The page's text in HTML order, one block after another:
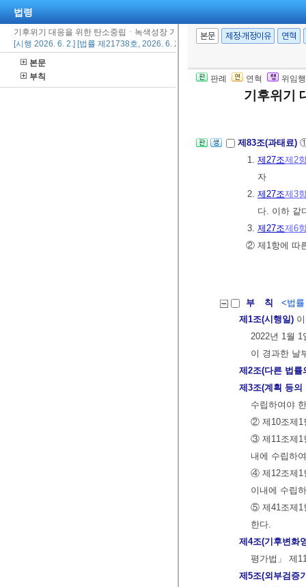
법령
기후위기 대응을 위한 탄소중립ㆍ녹색성장 기본법
[시행 2026. 6. 2.] [법률 제21738호, 2026. 6. 2., 타법개정]
본문
부칙
본문 제정·개정이유 연혁
판례 연혁 위임
기후위기
제82조(벌칙 적
1. 위원회, 지
원
2. 제81조제2
제83조(과태료)
1. 제27조제2
자
2. 제27조제3
다. 이하 같
3. 제27조제6
② 제1항에 따
부 칙
<법
제1조(시행일)
2022년 1월 1
이 경과한 날
제2조(다른 법률
제3조(계획 등의
수립하여야
② 제10조제1
③ 제11조제1
내에 수립하
④ 제12조제1
이내에 수립
⑤ 제41조제1
한다.
제4조(기후변화
평가법」 제
제5조(외부검증